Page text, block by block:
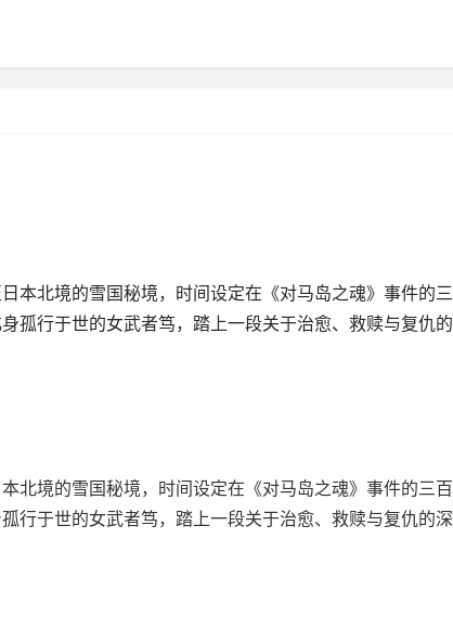
本北境的雪国秘境，时间设定在《对马岛之魂》事件的三
孤行于世的女武者笃，踏上一段关于治愈、救赎与复仇的
北境的雪国秘境，时间设定在《对马岛之魂》事件的三百
行于世的女武者笃，踏上一段关于治愈、救赎与复仇的深